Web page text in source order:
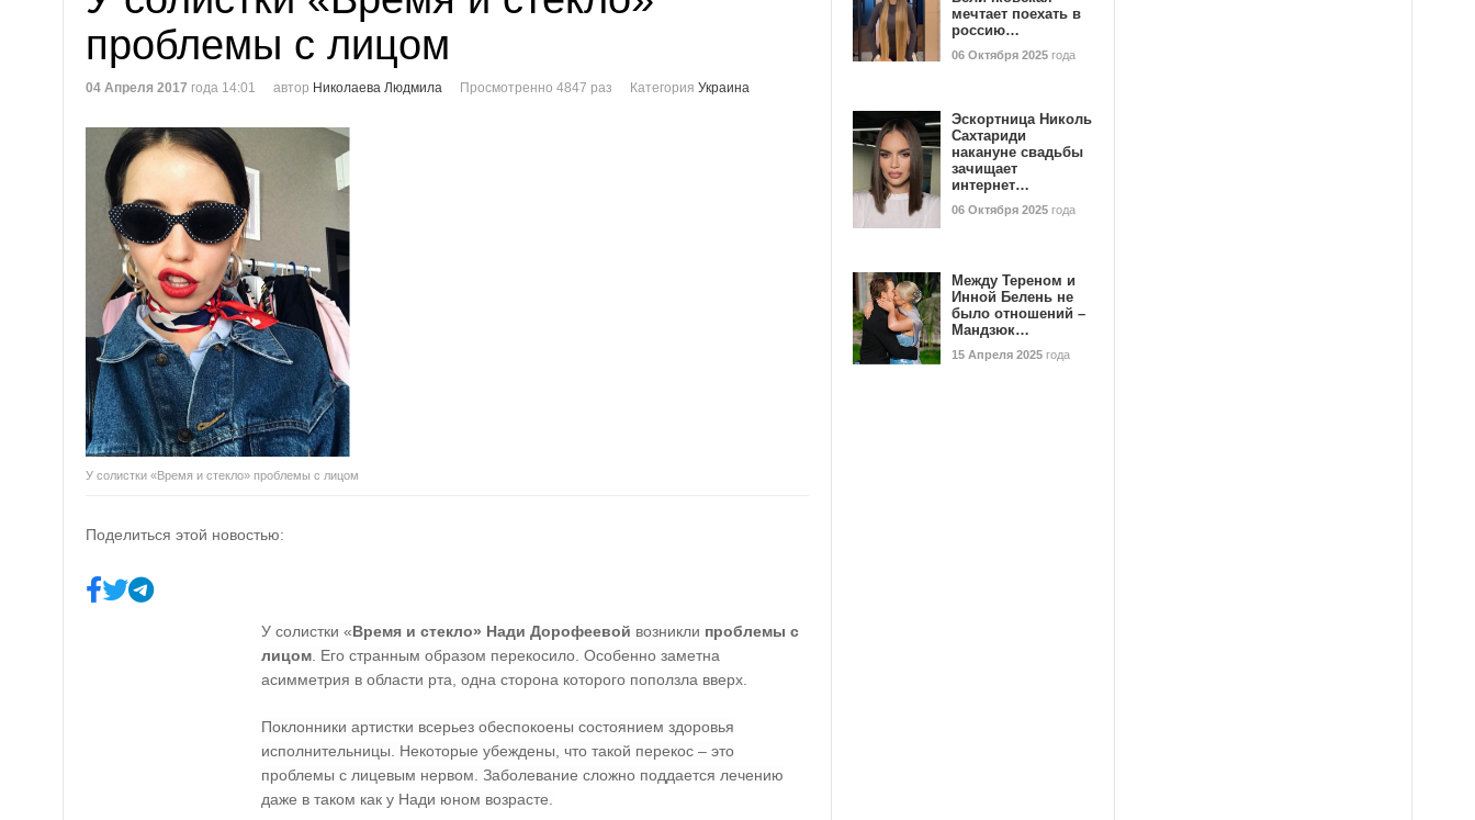
проблемы с лицом
04 Апреля 2017 года 14:01 автор Николаева Людмила Просмотренно 4847 раз Категория Украина
У солистки «Время и стекло» проблемы с лицом
Поделиться этой новостью:
У солистки «Время и стекло» Нади Дорофеевой возникли проблемы с
лицом . Его странным образом перекосило. Особенно заметна
асимметрия в области рта, одна сторона которого поползла вверх.
Поклонники артистки всерьез обеспокоены состоянием здоровья
исполнительницы. Некоторые убеждены, что такой перекос – это
проблемы с лицевым нервом. Заболевание сложно поддается лечению
даже в таком как у Нади юном возрасте.
мечтает поехать в
россию…
06 Октября 2025 года
Эскортница Николь
Сахтариди
накануне свадьбы
зачищает
интернет…
06 Октября 2025 года
Между Тереном и
Инной Белень не
было отношений –
Мандзюк…
15 Апреля 2025 года